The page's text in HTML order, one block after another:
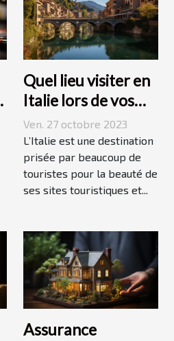
Quel lieu visiter en
Italie lors de vos
vacances ?
Ven. 27 octobre 2023
L’Italie est une destination
prisée par beaucoup de
touristes pour la beauté de
ses sites touristiques et...
Assurance